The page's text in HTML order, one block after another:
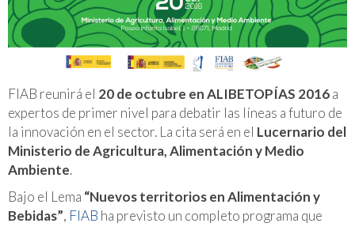
FIAB reunirá el 20 de octubre en ALIBETOPÍAS 2016a
expertos de primer nivel para debatir las líneas a futuro de
la innovación en el sector. La cita será en el Lucernario del
Ministerio de Agricultura, Alimentación y Medio
Ambiente.
Bajo el Lema “Nuevos territorios en Alimentación y
Bebidas”, FIAB ha previsto un completo programa que